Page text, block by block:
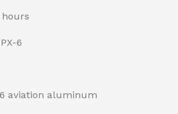
6
aviation aluminum